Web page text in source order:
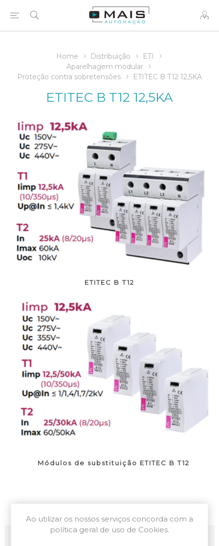
Home Distribuição
ETI
Aparelhagem modular
Proteção contra sobretensões
ETITEC B T12 12,5KA
ETITEC B T12 12,5KA
ETITEC B T12
Módulos de substituição ETITEC B T12
Ao utilizar os nossos serviços concorda com a
política geral de uso de Cookies.